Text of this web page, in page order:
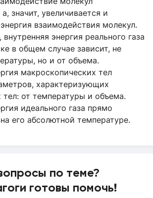
значит, увеличивается и
взаимодействия молекул.
энергия реального газа
в общем случае зависит, не
но и от объема.
макроскопических тел
характеризующих
тел: от температуры и объема.
идеального газа прямо
его абсолютной температуре.
по теме?
готовы помочь!